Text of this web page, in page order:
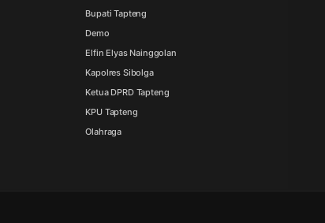
Bupati Tapteng
Demo
Elfin Elyas Nainggolan
Kapolres Sibolga
Ketua DPRD Tapteng
KPU Tapteng
Olahraga